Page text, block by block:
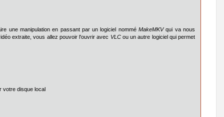
une manipulation en passant par un logiciel nomméMakeMKVqui va nous
extraite, vous allez pouvoir l'ouvrir avec VLCou un autre logiciel qui permet
votre disque local